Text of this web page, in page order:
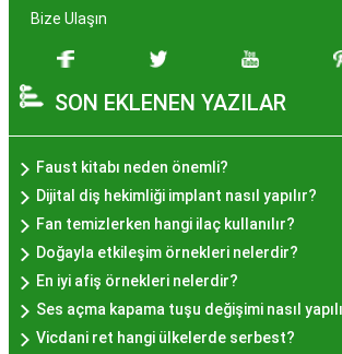
zenginleşmiştir. Hayır lokması, özel
hazırlanan ve lezzetiyle
izler bırakan bir tatlıdır. İstanbul'da
olmasının arkasında bu eşsiz
cezbetmesi ve geleneksel
hazırlanması yatmaktadır.
Hayır Lokması
Nerede Bulunur?
İstanbul genelinde birçok yerel
Bize Ulaşın
SON EKLENEN YAZILAR
Faust kitabı neden önemli?
Dijital diş hekimliği implant nasıl yapılır?
Fan temizlerken hangi ilaç kullanılır?
Doğayla etkileşim örnekleri nelerdir?
En iyi afiş örnekleri nelerdir?
Ses açma kapama tuşu değişimi nasıl
Vicdani ret hangi ülkelerde serbest?